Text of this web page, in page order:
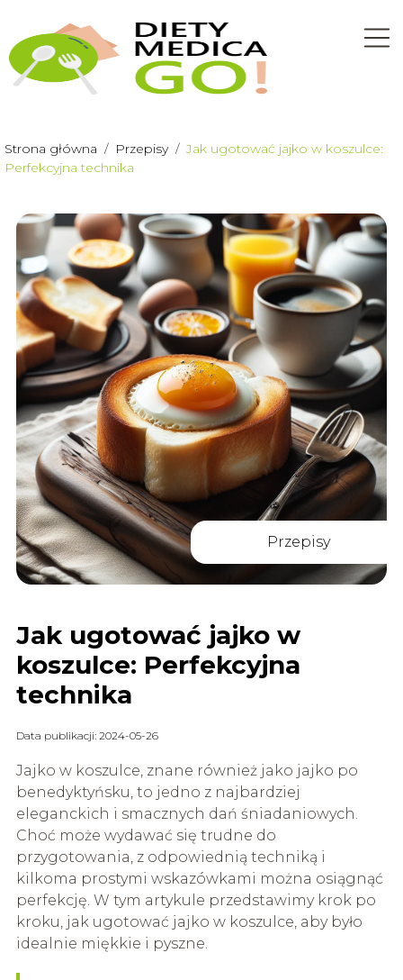
Strona główna / Przepisy /Jak ugotować jajko w koszulce:
Perfekcyjna technika
Przepisy
Jak ugotować jajko w
koszulce: Perfekcyjna
technika
Data publikacji: 2024-05-26
Jajko w koszulce, znane również jako jajko po
benedyktyńsku, to jedno z najbardziej
eleganckich i smacznych dań śniadaniowych.
Choć może wydawać się trudne do
przygotowania, z odpowiednią techniką i
kilkoma prostymi wskazówkami można osiągnąć
perfekcję. W tym artykule przedstawimy krok po
kroku, jak ugotować jajko w koszulce, aby było
idealnie miękkie i pyszne.